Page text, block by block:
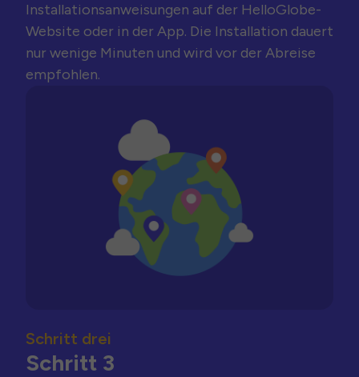
Installationsanweisungen auf der HelloGlobe-
Website oder in der App. Die Installation dauert
nur wenige Minuten und wird vor der Abreise
empfohlen.
Schritt drei
Schritt 3